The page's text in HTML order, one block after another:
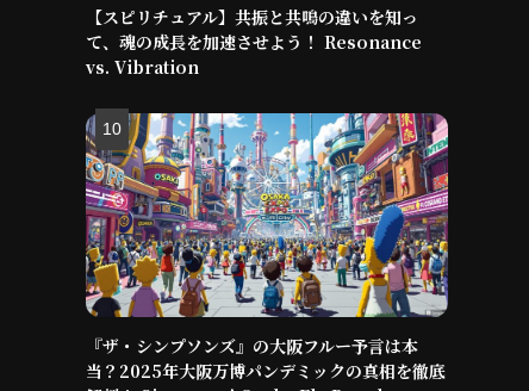
【スピリチュアル】共振と共鳴の違いを知っ
て、魂の成長を加速させよう！ Resonance
vs. Vibration
『ザ・シンプソンズ』の大阪フルー予言は本
当？2025年大阪万博パンデミックの真相を徹底